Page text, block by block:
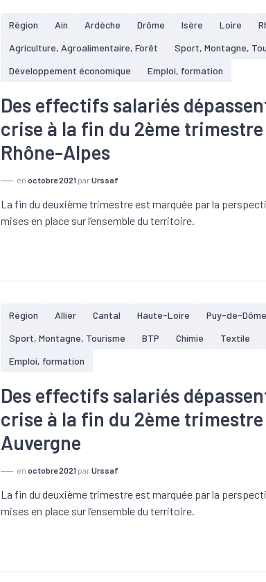
Région Ain Ardèche Drôme Isère Loire
Agriculture, Agroalimentaire, Forêt
Sport, Montagne,
Développement économique
Emploi, formation
Des effectifs salariés
crise à la fin du 2ème
Rhône-Alpes
enoctobre 2021 parUrssaf
La fin du deuxième trimestre est marquée par la
mises en place sur l’ensemble du territoire.
Région Allier Cantal Haute-Loire Puy-de-Dôme
Sport, Montagne, Tourisme
BTP Chimie Textile
Emploi, formation
Des effectifs salariés
crise à la fin du 2ème
Auvergne
enoctobre 2021 parUrssaf
La fin du deuxième trimestre est marquée par la
mises en place sur l’ensemble du territoire.